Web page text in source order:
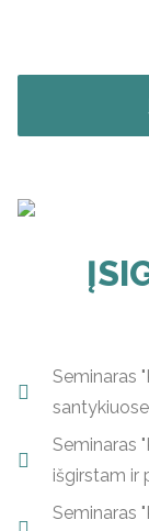
Seminaras
Seminaras
išgirstam ir
Seminaras